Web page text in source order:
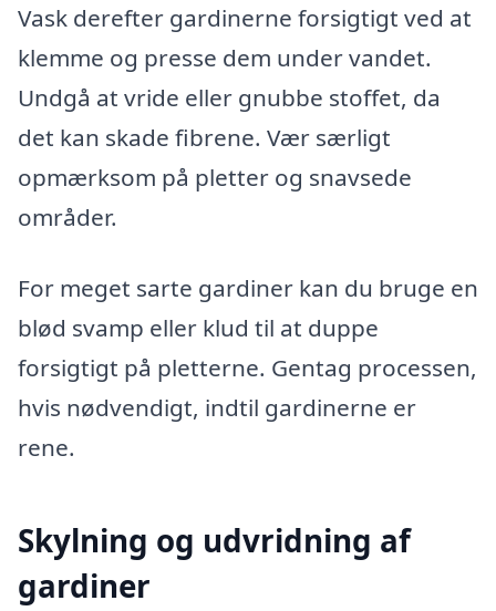
Vask derefter gardinerne forsigtigt ved at
klemme og presse dem under vandet.
Undgå at vride eller gnubbe stoffet, da
det kan skade fibrene. Vær særligt
opmærksom på pletter og snavsede
områder.
For meget sarte gardiner kan du bruge en
blød svamp eller klud til at duppe
forsigtigt på pletterne. Gentag processen,
hvis nødvendigt, indtil gardinerne er
rene.
Skylning og udvridning af
gardiner